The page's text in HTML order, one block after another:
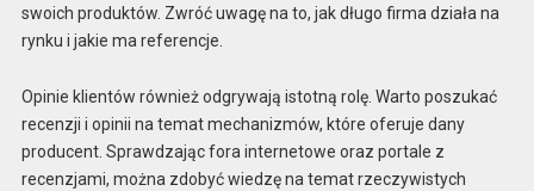
swoich produktów. Zwróć uwagę na to, jak długo firma działa na
rynku i jakie ma referencje.
Opinie klientów również odgrywają istotną rolę. Warto poszukać
recenzji i opinii na temat mechanizmów, które oferuje dany
producent. Sprawdzając fora internetowe oraz portale z
recenzjami, można zdobyć wiedzę na temat rzeczywistych